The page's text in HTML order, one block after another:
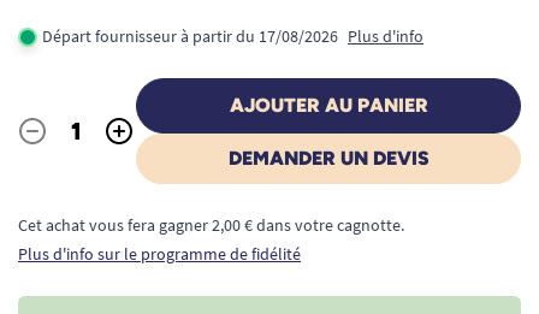
Départ fournisseur à partir du 17/08/2026 Plus d'info
Quantité
- +
AJOUTER AU PANIER
DEMANDER UN DEVIS
Cet achat vous fera gagner 2,00 € dans votre cagnotte.
Plus d'info sur le programme de fidélité